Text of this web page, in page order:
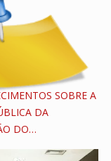
SOBRE A
DA
DO…